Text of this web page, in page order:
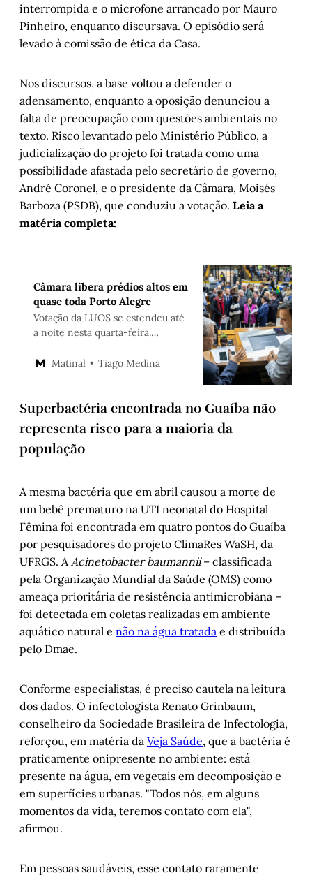
interrompida e o microfone arrancado por Mauro
Pinheiro, enquanto discursava. O episódio será
levado à comissão de ética da Casa.
Nos discursos, a base voltou a defender o
adensamento, enquanto a oposição denunciou a
falta de preocupação com questões ambientais no
texto. Risco levantado pelo Ministério Público, a
judicialização do projeto foi tratada como uma
possibilidade afastada pelo secretário de governo,
André Coronel, e o presidente da Câmara, Moisés
Barboza (PSDB), que conduziu a votação. Leia a
matéria completa:
Câmara libera prédios altos em
quase toda Porto Alegre
Votação da LUOS se estendeu até
a noite nesta quarta-feira.
gênero após ter microfone
Matinal Tiago Medina
Superbactéria encontrada no Guaíba não
representa risco para a maioria da
população
A mesma bactéria que em abril causou a morte de
um bebê prematuro na UTI neonatal do Hospital
Fêmina foi encontrada em quatro pontos do Guaíba
por pesquisadores do projeto ClimaRes WaSH, da
UFRGS. AAcinetobacter baumannii– classificada
pela Organização Mundial da Saúde (OMS) como
ameaça prioritária de resistência antimicrobiana –
foi detectada em coletas realizadas em ambiente
aquático natural e não na água tratada e distribuída
pelo Dmae.
Conforme especialistas, é preciso cautela na leitura
dos dados. O infectologista Renato Grinbaum,
conselheiro da Sociedade Brasileira de Infectologia,
reforçou, em matéria da Veja Saúde, que a bactéria é
praticamente onipresente no ambiente: está
presente na água, em vegetais em decomposição e
em superfícies urbanas. "Todos nós, em alguns
momentos da vida, teremos contato com ela",
afirmou.
Em pessoas saudáveis, esse contato raramente